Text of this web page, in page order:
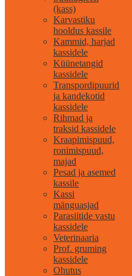
(kass)
Karvastiku
hooldus kassile
Kammid, harjad
kassidele
Küünetangid
kassidele
Transpordipuurid
ja kandekotid
kassidele
Rihmad ja
traksid kassidele
Kraapimispuud,
ronimispuud,
majad
Pesad ja asemed
kassile
Kassi
mänguasjad
Parasiitide vastu
kassidele
Veterinaaria
Prof. gruming
kassidele
Ohutus